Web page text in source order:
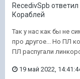
RecedivSpb
Кораблей
Так у нас как бы не
про другое... Но ПЛ
ПЛ распугали
19 май 2022,